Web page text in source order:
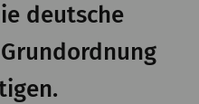
deutsche